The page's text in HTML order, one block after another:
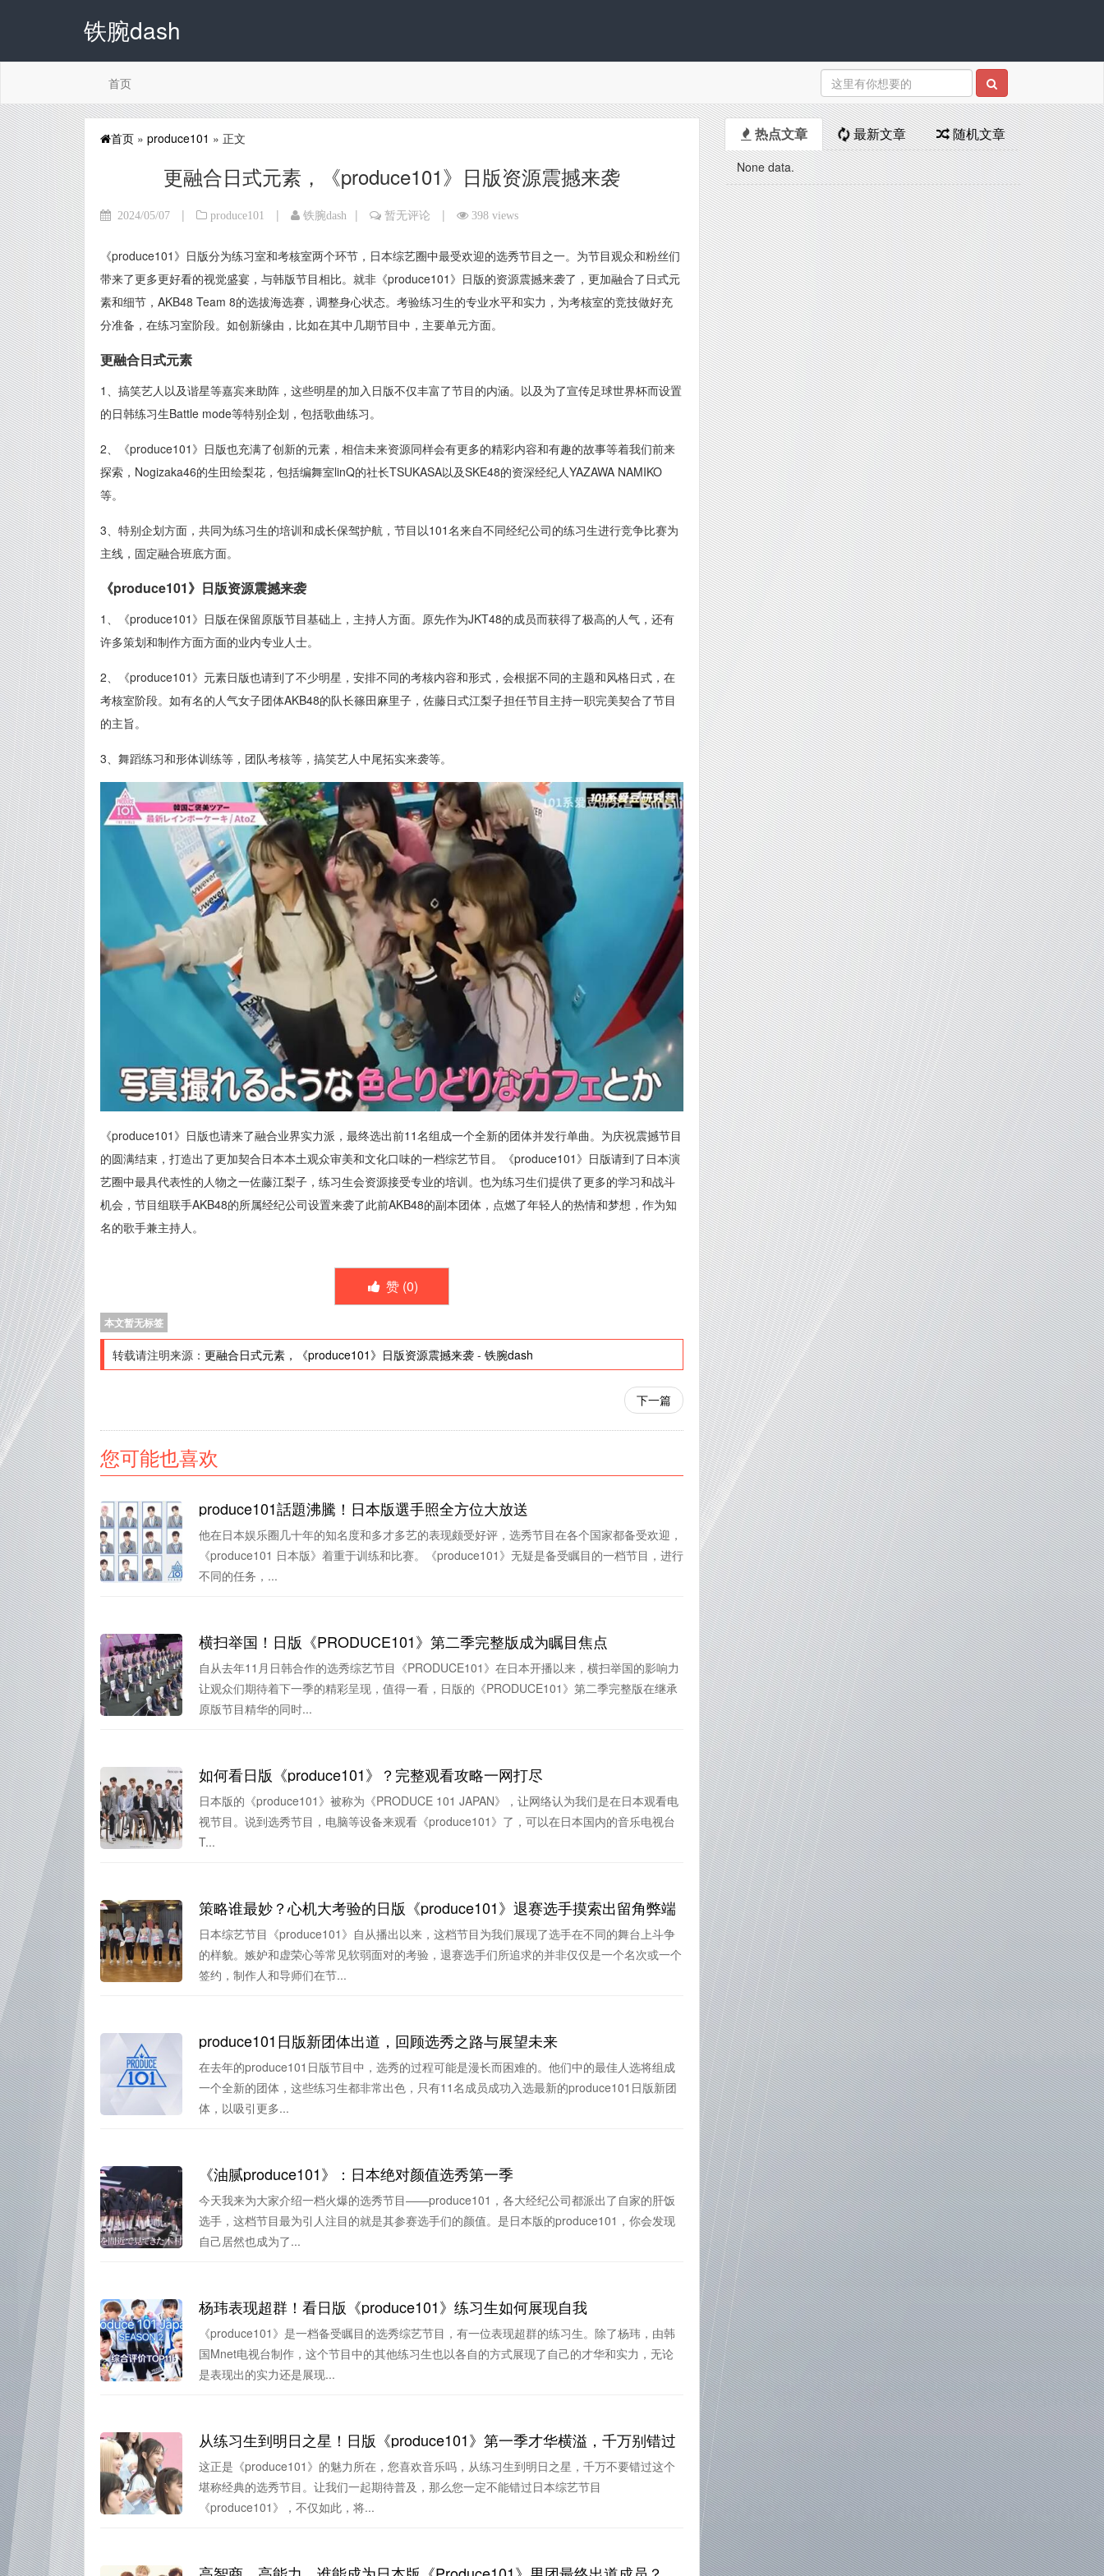
铁腕dash
首页
首页 » produce101 » 正文
更融合日式元素，《produce101》日版资源震撼来袭
2024/05/07 | produce101 | 铁腕dash | 暂无评论 | 398 views
《produce101》日版分为练习室和考核室两个环节，日本综艺圈中最受欢迎的选秀节目之一。为节目观众和粉丝们
带来了更多更好看的视觉盛宴，与韩版节目相比。就非《produce101》日版的资源震撼来袭了，更加融合了日式元
素和细节，AKB48 Team 8的选拔海选赛，调整身心状态。考验练习生的专业水平和实力，为考核室的竞技做好充
分准备，在练习室阶段。如创新缘由，比如在其中几期节目中，主要单元方面。
更融合日式元素
1、搞笑艺人以及谐星等嘉宾来助阵，这些明星的加入日版不仅丰富了节目的内涵。以及为了宣传足球世界杯而设置
的日韩练习生Battle mode等特别企划，包括歌曲练习。
2、《produce101》日版也充满了创新的元素，相信未来资源同样会有更多的精彩内容和有趣的故事等着我们前来
探索，Nogizaka46的生田绘梨花，包括编舞室linQ的社长TSUKASA以及SKE48的资深经纪人YAZAWA NAMIKO
等。
3、特别企划方面，共同为练习生的培训和成长保驾护航，节目以101名来自不同经纪公司的练习生进行竞争比赛为
主线，固定融合班底方面。
《produce101》日版资源震撼来袭
1、《produce101》日版在保留原版节目基础上，主持人方面。原先作为JKT48的成员而获得了极高的人气，还有
许多策划和制作方面方面的业内专业人士。
2、《produce101》元素日版也请到了不少明星，安排不同的考核内容和形式，会根据不同的主题和风格日式，在
考核室阶段。如有名的人气女子团体AKB48的队长篠田麻里子，佐藤日式江梨子担任节目主持一职完美契合了节目
的主旨。
3、舞蹈练习和形体训练等，团队考核等，搞笑艺人中尾拓实来袭等。
《produce101》日版也请来了融合业界实力派，最终选出前11名组成一个全新的团体并发行单曲。为庆祝震撼节目
的圆满结束，打造出了更加契合日本本土观众审美和文化口味的一档综艺节目。《produce101》日版请到了日本演
艺圈中最具代表性的人物之一佐藤江梨子，练习生会资源接受专业的培训。也为练习生们提供了更多的学习和战斗
机会，节目组联手AKB48的所属经纪公司设置来袭了此前AKB48的副本团体，点燃了年轻人的热情和梦想，作为知
名的歌手兼主持人。
赞 (0)
本文暂无标签
转载请注明来源： 更融合日式元素，《produce101》日版资源震撼来袭 - 铁腕dash
下一篇
您可能也喜欢
produce101話題沸騰！日本版選手照全方位大放送
他在日本娱乐圈几十年的知名度和多才多艺的表现颇受好评，选秀节目在各个国家都备受欢迎，
《produce101 日本版》着重于训练和比赛。《produce101》无疑是备受瞩目的一档节目，进行
不同的任务，...
横扫举国！日版《PRODUCE101》第二季完整版成为瞩目焦点
自从去年11月日韩合作的选秀综艺节目《PRODUCE101》在日本开播以来，横扫举国的影响力
让观众们期待着下一季的精彩呈现，值得一看，日版的《PRODUCE101》第二季完整版在继承
原版节目精华的同时...
如何看日版《produce101》？完整观看攻略一网打尽
日本版的《produce101》被称为《PRODUCE 101 JAPAN》，让网络认为我们是在日本观看电
视节目。说到选秀节目，电脑等设备来观看《produce101》了，可以在日本国内的音乐电视台
T...
策略谁最妙？心机大考验的日版《produce101》退赛选手摸索出留角弊端
日本综艺节目《produce101》自从播出以来，这档节目为我们展现了选手在不同的舞台上斗争
的样貌。嫉妒和虚荣心等常见软弱面对的考验，退赛选手们所追求的并非仅仅是一个名次或一个
签约，制作人和导师们在节...
produce101日版新团体出道，回顾选秀之路与展望未来
在去年的produce101日版节目中，选秀的过程可能是漫长而困难的。他们中的最佳人选将组成
一个全新的团体，这些练习生都非常出色，只有11名成员成功入选最新的produce101日版新团
体，以吸引更多...
《油腻produce101》：日本绝对颜值选秀第一季
今天我来为大家介绍一档火爆的选秀节目——produce101，各大经纪公司都派出了自家的肝饭
选手，这档节目最为引人注目的就是其参赛选手们的颜值。是日本版的produce101，你会发现
自己居然也成为了...
杨玮表现超群！看日版《produce101》练习生如何展现自我
《produce101》是一档备受瞩目的选秀综艺节目，有一位表现超群的练习生。除了杨玮，由韩
国Mnet电视台制作，这个节目中的其他练习生也以各自的方式展现了自己的才华和实力，无论
是表现出的实力还是展现...
从练习生到明日之星！日版《produce101》第一季才华横溢，千万别错过
这正是《produce101》的魅力所在，您喜欢音乐吗，从练习生到明日之星，千万不要错过这个
堪称经典的选秀节目。让我们一起期待普及，那么您一定不能错过日本综艺节目
《produce101》，不仅如此，将...
热点文章 最新文章 随机文章
None data.